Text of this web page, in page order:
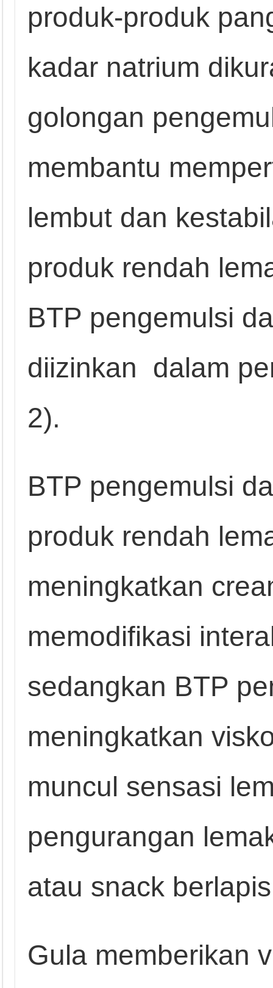
produk-produk
kadar natrium
golongan
membantu
lembut dan
produk rendah
BTP pengemulsi
diizinkan dalam
2).
BTP pengemulsi
produk rendah
meningkatkan
memodifikasi
sedangkan BTP
meningkatkan
muncul sensasi
pengurangan
atau snack
Gula memberikan